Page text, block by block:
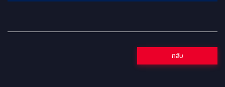
กลับ